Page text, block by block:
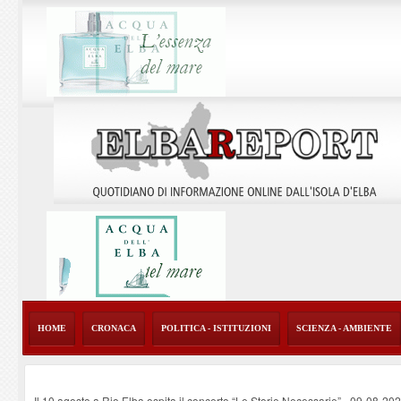
HOME CRONACA POLITICA - ISTITUZIONI SCIENZA - AMBIENTE